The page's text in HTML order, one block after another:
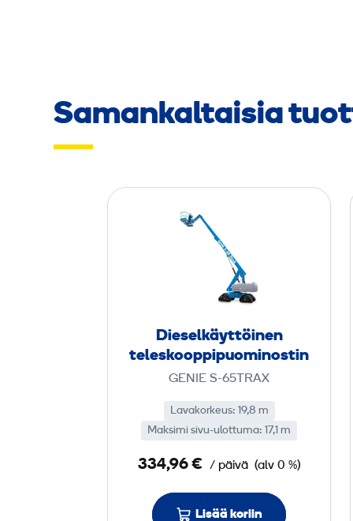
Samankaltaisia
e
l
k
t
t
i
n
e
Diesel­käyttöinen
teleskooppi­puomi­nostin
GENIE S-65TRAX
Lavakorkeus: 19,8 m
Maksimi sivu-ulottuma: 17,1 m
334,96 € / päivä (alv 0 %)
Lisää koriin